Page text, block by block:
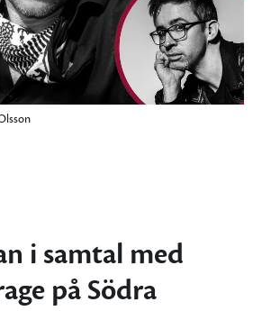
i samtal med
på Södra